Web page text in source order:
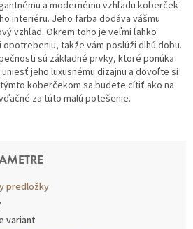
a modernému vzhľadu koberček
interiéru. Jeho farba dodáva vášmu
vzhľad. Okrem toho je veľmi ľahko
takže vám poslúži dlhú dobu.
sú základné prvky, ktoré ponúka
uniesť jeho luxusnému dizajnu a dovoľte si
koberčekom sa budete cítiť ako na
za túto malú potešenie.
predložky
variant